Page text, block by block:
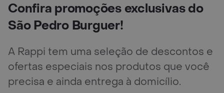
Confira promoções exclusivas do
São Pedro Burguer!
A Rappi tem uma seleção de descontos e
ofertas especiais nos produtos que você
precisa e ainda entrega à domicílio.